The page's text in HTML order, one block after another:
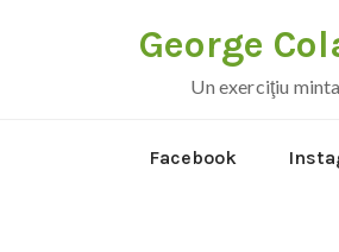
George
Un exerciţiu
Facebook